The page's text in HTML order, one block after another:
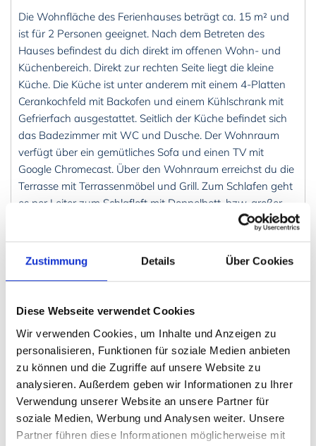
Zustimmung Details Über Cookies
Diese Webseite verwendet Cookies
Wir verwenden Cookies, um Inhalte und Anzeigen zu
personalisieren, Funktionen für soziale Medien anbieten
zu können und die Zugriffe auf unsere Website zu
analysieren. Außerdem geben wir Informationen zu Ihrer
Verwendung unserer Website an unsere Partner für
soziale Medien, Werbung und Analysen weiter. Unsere
Partner führen diese Informationen möglicherweise mit
Die Wohnfläche des Ferienhauses beträgt ca. 15 m² und
ist für 2 Personen geeignet. Nach dem Betreten des
Hauses befindest du dich direkt im offenen Wohn- und
Küchenbereich. Direkt zur rechten Seite liegt die kleine
Küche. Die Küche ist unter anderem mit einem 4-Platten
Cerankochfeld mit Backofen und einem Kühlschrank mit
Gefrierfach ausgestattet. Seitlich der Küche befindet sich
das Badezimmer mit WC und Dusche. Der Wohnraum
verfügt über ein gemütliches Sofa und einen TV mit
Google Chromecast. Über den Wohnraum erreichst du die
Terrasse mit Terrassenmöbel und Grill. Zum Schlafen geht
es per Leiter zum Schlafloft mit Doppelbett, bzw. großer
Matratze. Bitte beachte, dass die Leiter steil ist und es kein
Die Umgebung
EinLebensmittelgeschäftist 2,5 Kilometer entfernt.
DerBadeplatz mit Sandstrandund Sprungturm ist
ebenfalls nur ca. 200 Meter entfernt.
Gegenüber des Badeplatzes gibt es einen Campingplatz
mitKiosk und Café.
Die KüstenstädteKalmar(ca. 35 Minuten entfernt) und
Karlskrona(ca. 50 Minuten entfernt) sind schnell
erreichbar. Beide Städte haben eine tolle Innenstadt und
einige Ausflugsziele.